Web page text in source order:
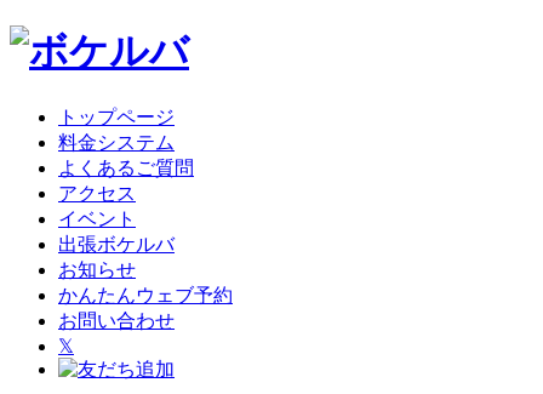
トップページ
料金システム
よくあるご質問
アクセス
イベント
出張ボケルバ
お知らせ
かんたんウェブ予約
お問い合わせ
𝕏